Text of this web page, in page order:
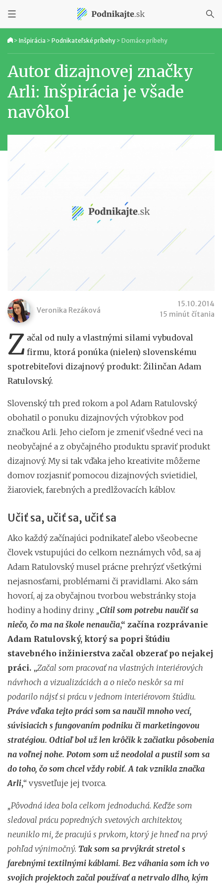
> Inšpirácia > Podnikateľské príbehy > Domáce príbehy
Autor dizajnovej značky
Arli: Inšpirácia je všade
navôkol
Veronika Rezáková
15.10.2014
15 minút čítania
Z ačal od nuly a vlastnými silami vybudoval
firmu, ktorá ponúka (nielen) slovenskému
spotrebiteľovi dizajnový produkt: Žilinčan Adam
Ratulovský.
Slovenský trh pred rokom a pol Adam Ratulovský
obohatil o ponuku dizajnových výrobkov pod
značkou Arli. Jeho cieľom je zmeniť všedné veci na
neobyčajné a z obyčajného produktu spraviť produkt
dizajnový. My si tak vďaka jeho kreativite môžeme
domov rozjasniť pomocou dizajnových svietidiel,
žiaroviek, farebných a predlžovacích káblov.
Učiť sa, učiť sa, učiť sa
Ako každý začínajúci podnikateľ alebo všeobecne
človek vstupujúci do celkom neznámych vôd, sa aj
Adam Ratulovský musel prácne prehrýzť všetkými
nejasnosťami, problémami či pravidlami. Ako sám
hovorí, aj za obyčajnou tvorbou webstránky stoja
hodiny a hodiny driny. „Cítil som potrebu naučiť sa
niečo, čo ma na škole nenaučia,“ začína rozprávanie
Adam Ratulovský, ktorý sa popri štúdiu
stavebného inžinierstva začal obzerať po nejakej
práci. „Začal som pracovať na vlastných interiérových
návrhoch a vizualizáciách a o niečo neskôr sa mi
podarilo nájsť si prácu v jednom interiérovom štúdiu.
Práve vďaka tejto práci som sa naučil mnoho vecí,
súvisiacich s fungovaním podniku či marketingovou
stratégiou. Odtiaľ bol už len krôčik k začiatku pôsobenia
na voľnej nohe. Potom som už neodolal a pustil som sa
do toho, čo som chcel vždy robiť. A tak vznikla značka
Arli,“ vysvetľuje jej tvorca.
„Pôvodná idea bola celkom jednoduchá. Keďže som
sledoval prácu popredných svetových architektov,
neuniklo mi, že pracujú s prvkom, ktorý je hneď na prvý
pohľad výnimočný. Tak som sa prvýkrát stretol s
farebnými textilnými káblami. Bez váhania som ich vo
svojich projektoch začal používať a netrvalo dlho, kým